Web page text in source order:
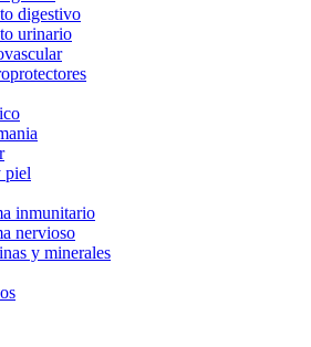
digestivo
urinario
piel
inmunitario
nervioso
y minerales